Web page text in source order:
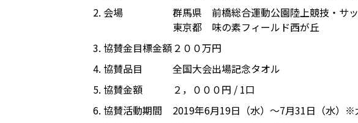
2. 会場
群馬県 前橋総合運動公園陸上競技・サ
東京都 味の素フィールド西が丘
3. 協賛金目標金額２００万円
4. 協賛品目
全国大会出場記念タオル
5. 協賛金額
２，０００円 / 1口
6. 協賛活動期間
2019年6月19日（水）〜7月31日（水）※